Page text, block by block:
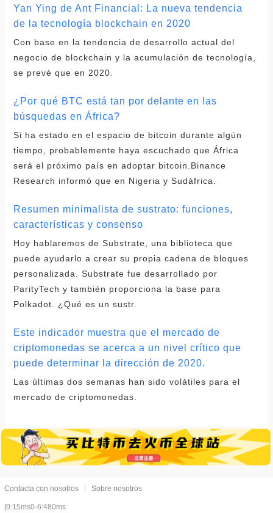
Yan Ying de Ant Financial: La nueva tendencia
de la tecnología blockchain en 2020
Con base en la tendencia de desarrollo actual del
negocio de blockchain y la acumulación de tecnología,
se prevé que en 2020.
¿Por qué BTC está tan por delante en las
búsquedas en África?
Si ha estado en el espacio de bitcoin durante algún
tiempo, probablemente haya escuchado que África
será el próximo país en adoptar bitcoin.Binance
Research informó que en Nigeria y Sudáfrica.
Resumen minimalista de sustrato: funciones,
características y consenso
Hoy hablaremos de Substrate, una biblioteca que
puede ayudarlo a crear su propia cadena de bloques
personalizada. Substrate fue desarrollado por
ParityTech y también proporciona la base para
Polkadot. ¿Qué es un sustr.
Este indicador muestra que el mercado de
criptomonedas se acerca a un nivel crítico que
puede determinar la dirección de 2020.
Las últimas dos semanas han sido volátiles para el
mercado de criptomonedas.
Contacta con nosotros Sobre nosotros
[0:15ms0-6:480ms